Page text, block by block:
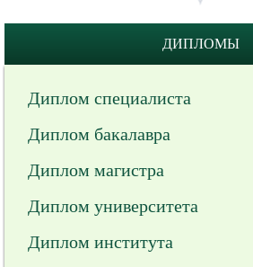
ДИПЛОМЫ
Диплом специалиста
Диплом бакалавра
Диплом магистра
Диплом университета
Диплом института